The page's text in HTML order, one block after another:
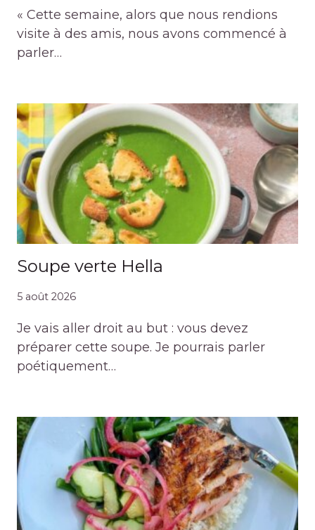
« Cette semaine, alors que nous rendions
visite à des amis, nous avons commencé à
parler…
Soupe verte Hella
5 août 2026
Je vais aller droit au but : vous devez
préparer cette soupe. Je pourrais parler
poétiquement…